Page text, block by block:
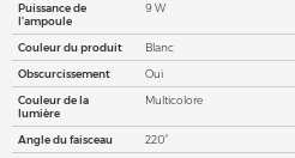
Puissance de
l'ampoule
9 W
Couleur du produit
Blanc
Obscurcissement
Oui
Couleur de la
lumière
Multicolore
Angle du faisceau
220°